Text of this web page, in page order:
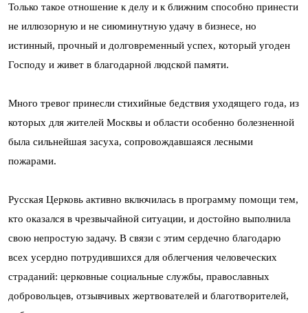
Только такое отношение к делу и к ближним способно принести
не иллюзорную и не сиюминутную удачу в бизнесе, но
истинный, прочный и долговременный успех, который угоден
Господу и живет в благодарной людской памяти.
Много тревог принесли стихийные бедствия уходящего года, из
которых для жителей Москвы и области особенно болезненной
была сильнейшая засуха, сопровождавшаяся лесными
пожарами.
Русская Церковь активно включилась в программу помощи тем,
кто оказался в чрезвычайной ситуации, и достойно выполнила
свою непростую задачу. В связи с этим сердечно благодарю
всех усердно потрудившихся для облегчения человеческих
страданий: церковные социальные службы, православных
добровольцев, отзывчивых жертвователей и благотворителей,